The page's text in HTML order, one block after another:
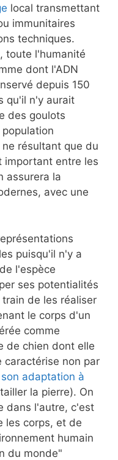
local transmettant
immunitaires
techniques.
toute l'humanité
dont l'ADN
depuis 150
qu'il n'y aurait
des goulots
résultant que du
important entre les
assurera la
avec une
puisqu'il n'y a
l'espèce
ses potentialités
de les réaliser
le corps d'un
comme
de chien dont elle
caractérise non par
son adaptation à
la pierre). On
dans l'autre, c'est
les corps, et de
humain
du monde"